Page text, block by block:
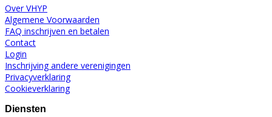
Over VHYP
Algemene Voorwaarden
FAQ inschrijven en betalen
Contact
Login
Inschrijving andere verenigingen
Privacyverklaring
Cookieverklaring
Diensten